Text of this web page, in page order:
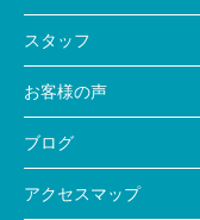
スタッフ
お客様の声
ブログ
アクセスマップ